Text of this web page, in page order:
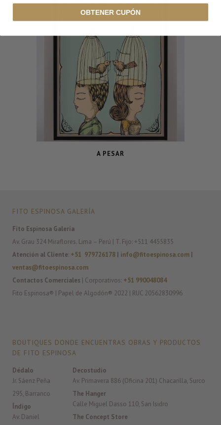
A PESAR
FITO ESPINOSA GALERÍA
Fito Espinosa Galería
Av. Grau 324 Miraflores. Lima – Perú | T. Fijo: +511 4455835
Atención al Cliente: +51 979726178 | info@fitoespinosa.com |
ventas@fitoespinosa.com
Contactos Comerciales | Corporativos: +51 990048084
Fito Espinosa® | Papel de Algodón® 2022 | RUC 20562830996
BOUTIQUES DONDE ENCUENTRAS OBRAS Y PRODUCTOS
DE FITO ESPINOSA
Dédalo
Jr. Sáenz Peña
295, Barranco
Índigo
Av. Daniel
Decostudio
Av. Primavera 886 (Oficina 201) Chacarilla, Surco
The Hanger
Calle Miguel Dasso 110, San Isidro
The Concept Store
OBTENER CUPÓN